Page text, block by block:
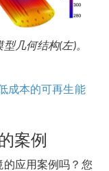
几何结构(左)。
成本的可再生能
案例
应用案例吗？您